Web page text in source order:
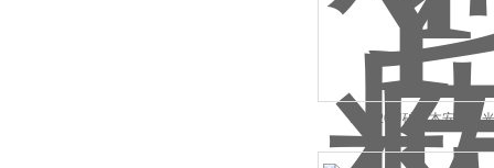
YHJ-200J矿用本安型激